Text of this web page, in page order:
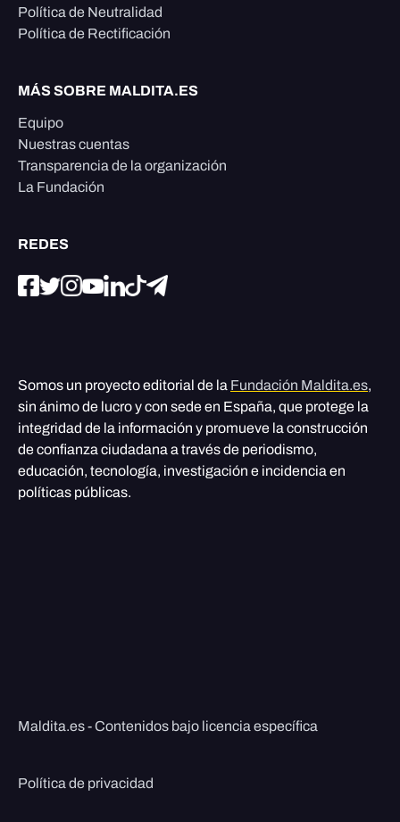
Política de Neutralidad
Política de Rectificación
MÁS SOBRE MALDITA.ES
Equipo
Nuestras cuentas
Transparencia de la organización
La Fundación
REDES
Somos un proyecto editorial de la Fundación Maldita.es,
sin ánimo de lucro y con sede en España, que protege la
integridad de la información y promueve la construcción
de confianza ciudadana a través de periodismo,
educación, tecnología, investigación e incidencia en
políticas públicas.
Maldita.es - Contenidos bajo licencia específica
Política de privacidad